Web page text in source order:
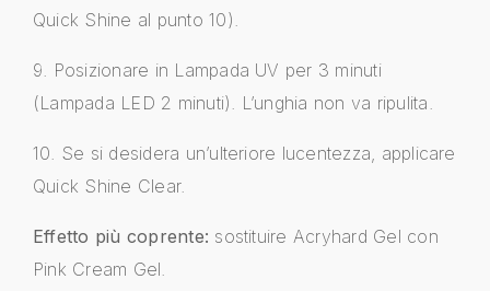
Quick Shine al punto 10).
9. Posizionare in Lampada UV per 3 minuti
(Lampada LED 2 minuti). L’unghia non va ripulita.
10. Se si desidera un’ulteriore lucentezza, applicare
Quick Shine Clear.
Effetto più coprente: sostituire Acryhard Gel con
Pink Cream Gel.